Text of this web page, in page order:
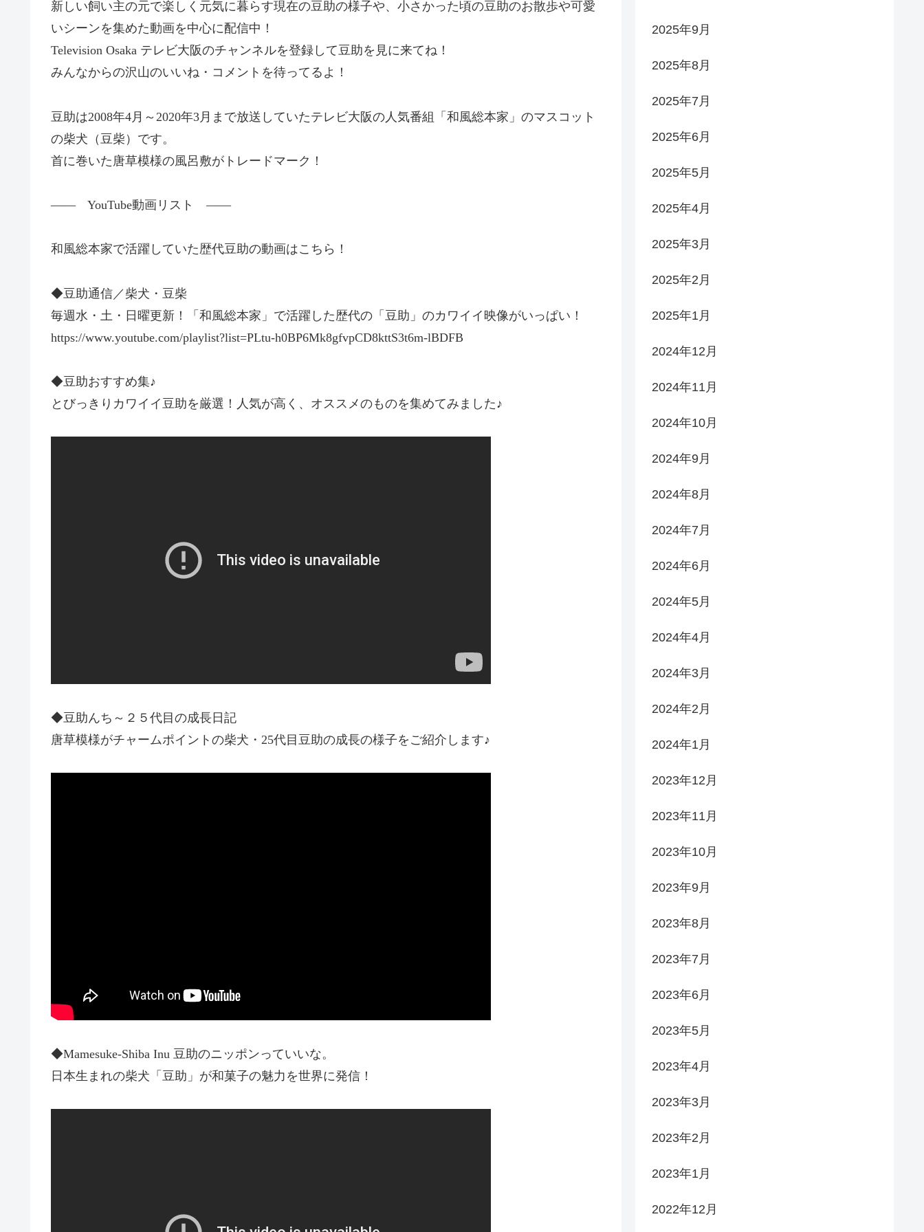
新しい飼い主の元で楽しく元気に暮らす現在の豆助の様子や、小さかった頃の豆助のお散歩や可愛
いシーンを集めた動画を中心に配信中！
Television Osaka テレビ大阪のチャンネルを登録して豆助を見に来てね！
みんなからの沢山のいいね・コメントを待ってるよ！
豆助は2008年4月～2020年3月まで放送していたテレビ大阪の人気番組「和風総本家」のマスコット
の柴犬（豆柴）です。
首に巻いた唐草模様の風呂敷がトレードマーク！
—— YouTube動画リスト ——
和風総本家で活躍していた歴代豆助の動画はこちら！
◆豆助通信／柴犬・豆柴
毎週水・土・日曜更新！「和風総本家」で活躍した歴代の「豆助」のカワイイ映像がいっぱい！
https://www.youtube.com/playlist?list=PLtu-h0BP6Mk8gfvpCD8kttS3t6m-lBDFB
◆豆助おすすめ集♪
とびっきりカワイイ豆助を厳選！人気が高く、オススメのものを集めてみました♪
◆豆助んち～２５代目の成長日記
唐草模様がチャームポイントの柴犬・25代目豆助の成長の様子をご紹介します♪
◆Mamesuke-Shiba Inu 豆助のニッポンっていいな。
日本生まれの柴犬「豆助」が和菓子の魅力を世界に発信！
2025年9月
2025年8月
2025年7月
2025年6月
2025年5月
2025年4月
2025年3月
2025年2月
2025年1月
2024年12月
2024年11月
2024年10月
2024年9月
2024年8月
2024年7月
2024年6月
2024年5月
2024年4月
2024年3月
2024年2月
2024年1月
2023年12月
2023年11月
2023年10月
2023年9月
2023年8月
2023年7月
2023年6月
2023年5月
2023年4月
2023年3月
2023年2月
2023年1月
2022年12月